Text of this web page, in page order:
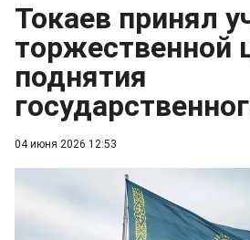
04 июня 2026 12:53
Токаев принял
торжественной
поднятия